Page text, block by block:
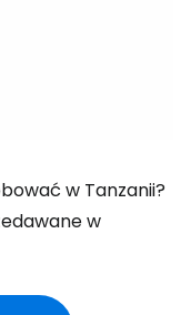
w Tanzanii?
w